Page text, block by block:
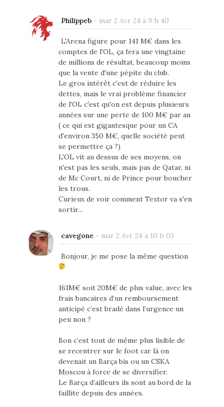
Philippeb- mar 2 Avr 24 à 9 h 40
L'Arena figure pour 141 M€ dans les
comptes de l'OL, ça fera une vingtaine
de millions de résultat, beaucoup moins
que la vente d'une pépite du club.
Le gros intérêt c'est de réduire les
dettes, mais le vrai problème financier
de l'OL c'est qu'on est depuis plusieurs
années sur une perte de 100 M€ par an
( ce qui est gigantesque pour un CA
d'environ 350 M€, quelle société peut
se permettre ça ?)
L'OL vit au dessus de ses moyens, on
n'est pas les seuls, mais pas de Qatar, ni
de Mc Court, ni de Prince pour boucher
les trous.
Curieux de voir comment Textor va s'en
sortir...
cavegone- mar 2 Avr 24 à 10 h 03
Bonjour, je me pose la même question
161M€ soit 20M€ de plus value, avec les
frais bancaires d’un remboursement
anticipé c’est bradé dans l’urgence un
peu non ?
Bon c’est tout de même plus lisible de
se recentrer sur le foot car là on
devenait un Barça bis ou un CSKA
Moscou à force de se diversifier.
Le Barça d’ailleurs ils sont au bord de la
faillite depuis des années.